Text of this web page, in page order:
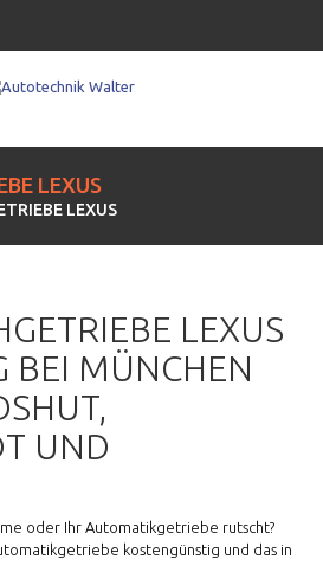
LEXUS
LEXUS
LEXUS
BEI MÜNCHEN
UND
oder Ihr Automatikgetriebe rutscht?
kostengünstig und das in